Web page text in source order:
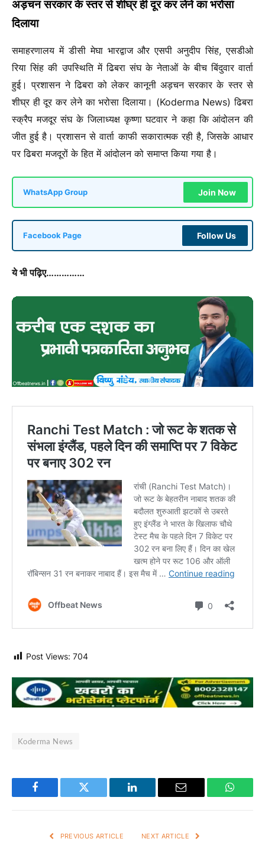
अड़चन सरकार के स्तर से शीघ्र ही दूर कर लेने का भरोसा
दिलाया
समाहरणालय में डीसी मेघा भारद्वाज और एसपी अनुदीप सिंह, एसडीओ
रिया सिंह की उपस्थिति में ढिबरा संघ के नेताओं के बीच बिंदुवार वार्ता
हुई। प्रशासन ने ढिबरा को लेकर कानूनी अड़चन सरकार के स्तर से
शीघ्र ही दूर कर लेने का भरोसा दिलाया। (Koderma News) ढिबरा
स्क्रैप मजदूर संघ के जिलाध्यक्ष कृष्णा घटवार ने कहा कि आंदोलन की
जीत हुई है। प्रशासन से वार्ता काफी सकारात्मक रही है, जिसके आधार
पर ढिबरा मजदूरों के हित में आंदोलन को समाप्त किया गया है।
WhatsApp Group Join Now
Facebook Page Follow Us
ये भी पढ़िए……………
Post Views: 704
Koderma News
Facebook Twitter LinkedIn Email
PREVIOUS ARTICLE NEXT ARTICLE